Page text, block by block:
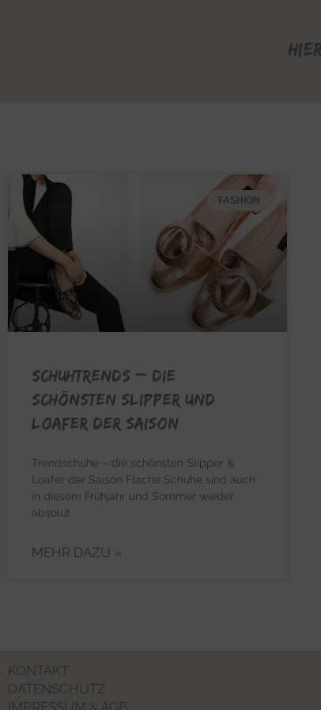
FASHION
SCHUHTRENDS – Die
schönsten Slipper und
Loafer der Saison
Trendschuhe – die schönsten Slipper &
Loafer der Saison Flache Schuhe sind auch
in diesem Frühjahr und Sommer wieder
absolut
MEHR DAZU »
KONTAKT
DATENSCHUTZ
IMPRESSUM & AGB